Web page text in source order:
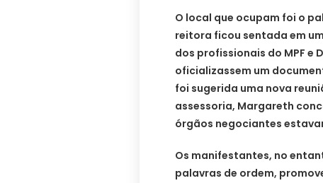
O local que ocupam foi o
reitora ficou sentada em
dos profissionais do MPF e
oficializassem um
foi sugerida uma nova
assessoria, Margareth
órgãos negociantes
Os manifestantes, no
palavras de ordem,